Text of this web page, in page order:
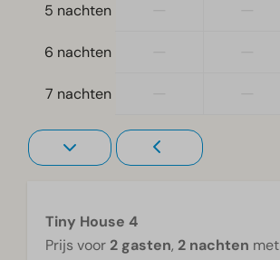
Gelijkvloers
Verwarming & Verkoeling
Woonkamer
Televisie
5 nachten
6 nachten
7 nachten
Tiny House 4
Prijs voor 2 gasten, 2 nachten met